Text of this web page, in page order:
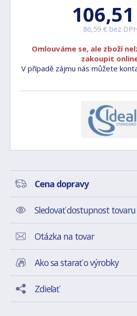
86,59 € bez
Omlouváme se, ale zboží
zakoupit
V případě zájmu nás můžete
Cena dopravy
Sledovať dostupnost tovaru
Otázka na tovar
Ako sa starať o výrobky
Zdieľať